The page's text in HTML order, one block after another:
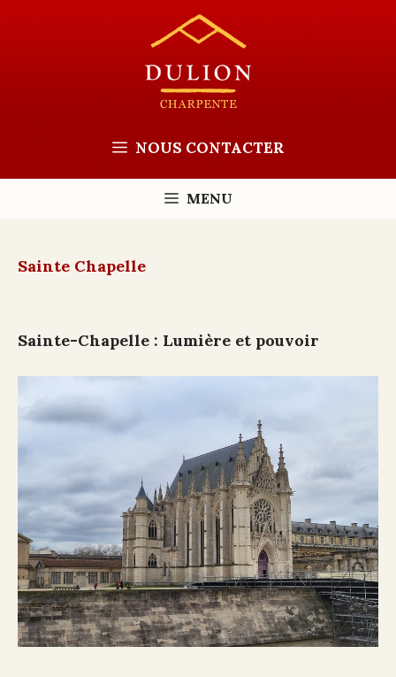
NOUS CONTACTER
MENU
Sainte Chapelle
Sainte-Chapelle : Lumière et pouvoir